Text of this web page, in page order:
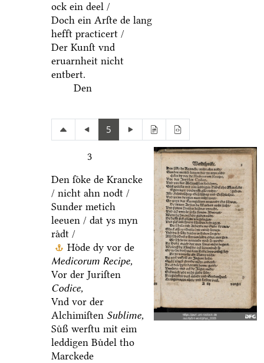
ock ein deel /
Doch ein Arſte de lang
hefft practicert /
Der Kunſt vnd
eruarnheit nicht
entbert.
Den
5
3
Den ſoͤke de Krancke
/ nicht ahn nodt /
Sunder metich
leeuen / dat ys myn
raͤdt /
Hoͤde dy vor de
Medicorum Recipe,
Vor der Juriſten
Codice,
Vnd vor der
Alchimiſten Sublime,
Suͤß werſtu mit eim
leddigen Buͤdel tho
Marckede